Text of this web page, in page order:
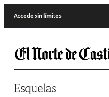
Accede sin límites
Esquelas